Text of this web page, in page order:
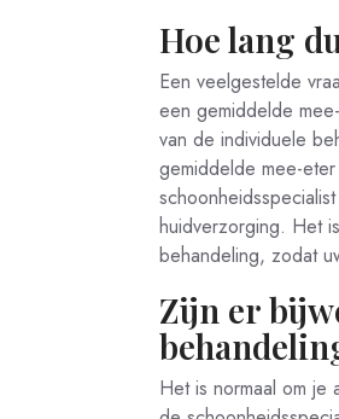
Hoe lang
Een veelgestelde
een gemiddelde
van de individuele
gemiddelde mee-
huidverzorging. Het
behandeling, zodat
Zijn er
Het is normaal om